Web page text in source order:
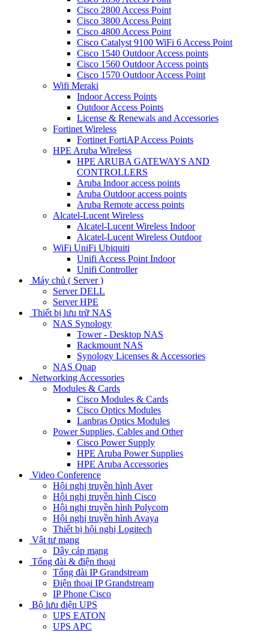
Cisco 2800 Access Point
Cisco 3800 Access Point
Cisco 4800 Access Point
Cisco Catalyst 9100 WiFi 6 Access Point
Cisco 1540 Outdoor Access points
Cisco 1560 Outdoor Access points
Cisco 1570 Outdoor Access Point
Wifi Meraki
Indoor Access Points
Outdoor Access Points
License & Renewals and Accessories
Fortinet Wireless
Fortinet FortiAP Access Points
HPE Aruba Wireless
HPE ARUBA GATEWAYS AND
CONTROLLERS
Aruba Indoor access points
Aruba Outdoor access points
Aruba Remote access points
Alcatel-Lucent Wireless
Alcatel-Lucent Wireless Indoor
Alcatel-Lucent Wireless Outdoor
WiFi UniFi Ubiquiti
Unifi Access Point Indoor
Unifi Controller
Máy chủ ( Server )
Server DELL
Server HPE
Thiết bị lưu trữ NAS
NAS Synology
Tower - Desktop NAS
Rackmount NAS
Synology Licenses & Accessories
NAS Qnap
Networking Accessories
Modules & Cards
Cisco Modules & Cards
Cisco Optics Modules
Lanbras Optics Modules
Power Supplies, Cables and Other
Cisco Power Supply
HPE Aruba Power Supplies
HPE Aruba Accessories
Video Conference
Hội nghị truyền hình Aver
Hội nghị truyền hình Cisco
Hội nghị truyền hình Polycom
Hội nghị truyền hình Avaya
Thiết bị hội nghị Logitech
Vật tư mạng
Dây cáp mạng
Tổng đài & điện thoại
Tổng đài IP Grandstream
Điện thoại IP Grandstream
IP Phone Cisco
Bộ lưu điện UPS
UPS EATON
UPS APC